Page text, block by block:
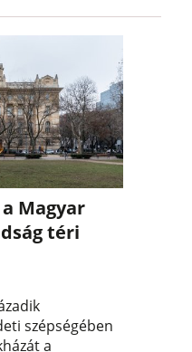
Magyar
téri
szépségében
a